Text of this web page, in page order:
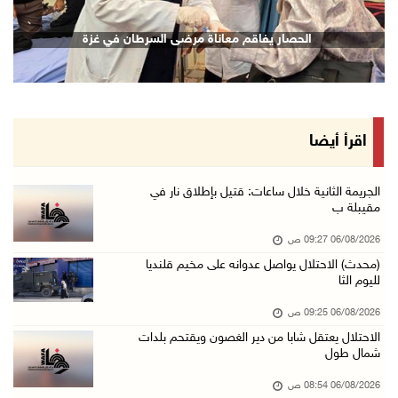
الاحتلال يقتحم قلقيلية وعزون عتمة وبيت أمين
06/آب/2026 07:49 ص
الطقس: الحرارة أعلى من معدلها السنوي العام
تواصل انتهاكات الاحتلال ومستعمريه: إصابات واع ...
الاحتلال يقتحم عورتا جنوب نابلس ويداهم منازل
05/آب/2026 11:01 م
إصابات وإحراق مساكن في هجوم للمستعمرين على ال ...
الاحتلال يقتحم قريتي اللبن الشرقية وعمورية جن ...
05/آب/2026 10:47 م
الحصار يفاقم معاناة مرضى السرطان في غزة
اقرأ أيضا
الجريمة الثانية خلال ساعات: قتيل بإطلاق نار في
مقيبلة ب
06/08/2026 09:27 ص
(محدث) الاحتلال يواصل عدوانه على مخيم قلنديا
لليوم الثا
06/08/2026 09:25 ص
الاحتلال يعتقل شابا من دير الغصون ويقتحم بلدات
شمال طول
06/08/2026 08:54 ص